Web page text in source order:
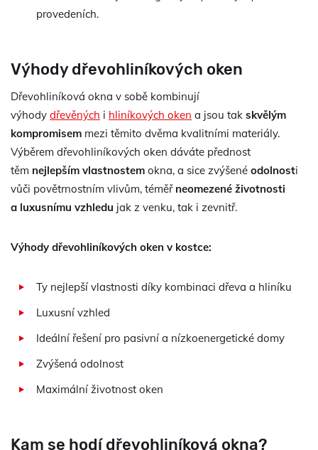
provedeních.
Výhody dřevohliníkových oken
Dřevohliníková okna v sobě kombinují
výhody dřevěných i hliníkových oken a jsou tak skvělým
kompromisem mezi těmito dvěma kvalitními materiály.
Výběrem dřevohliníkových oken dáváte přednost
těm nejlepším vlastnostem okna, a sice zvýšené odolnosti
vůči povětrnostním vlivům, téměř neomezené životnosti
a luxusnímu vzhledu jak z venku, tak i zevnitř.
Výhody dřevohliníkových oken v kostce:
Ty nejlepší vlastnosti díky kombinaci dřeva a hliníku
Luxusní vzhled
Ideální řešení pro pasivní a nízkoenergetické domy
Zvýšená odolnost
Maximální životnost oken
Kam se hodí dřevohliníková okna?